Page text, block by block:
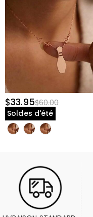
$33.95$60.00
Soldes d'été